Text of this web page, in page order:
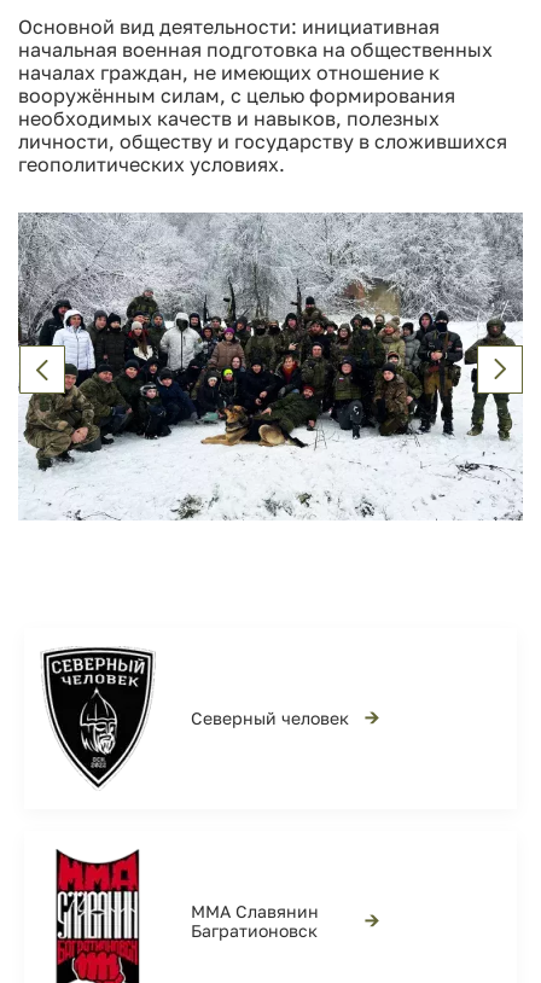
Основной вид деятельности: инициативная
начальная военная подготовка на общественных
началах граждан, не имеющих отношение к
вооружённым силам, с целью формирования
необходимых качеств и навыков, полезных
личности, обществу и государству в сложившихся
геополитических условиях.
Северный человек →
ММА Славянин
Багратионовск
→